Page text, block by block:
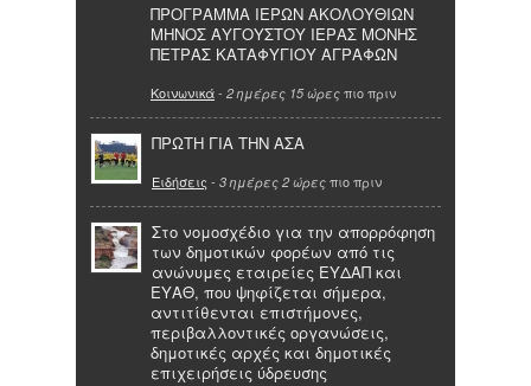
ΠΡΟΓΡΑΜΜΑ ΙΕΡΩΝ ΑΚΟΛΟΥΘΙΩΝ
ΜΗΝΟΣ ΑΥΓΟΥΣΤΟΥ ΙΕΡΑΣ ΜΟΝΗΣ
ΠΕΤΡΑΣ ΚΑΤΑΦΥΓΙΟΥ ΑΓΡΑΦΩΝ
Κοινωνικά- 2 ημέρες 15 ώρες πιο πριν
ΠΡΩΤΗ ΓΙΑ ΤΗΝ ΑΣΑ
Ειδήσεις - 3 ημέρες 2 ώρες πιο πριν
Στο νομοσχέδιο για την απορρόφηση
των δημοτικών φορέων από τις
ανώνυμες εταιρείες ΕΥΔΑΠ και
ΕΥΑΘ, που ψηφίζεται σήμερα,
αντιτίθενται επιστήμονες,
περιβαλλοντικές οργανώσεις,
δημοτικές αρχές και δημοτικές
επιχειρήσεις ύδρευσης